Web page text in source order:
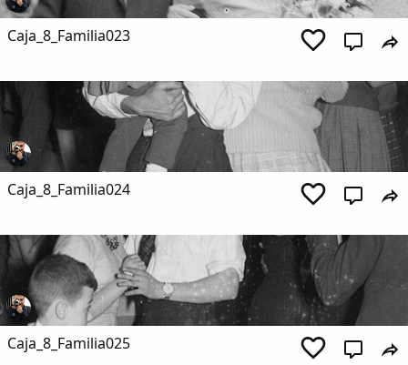
Caja_8_Familia023
Caja_8_Familia024
Caja_8_Familia025